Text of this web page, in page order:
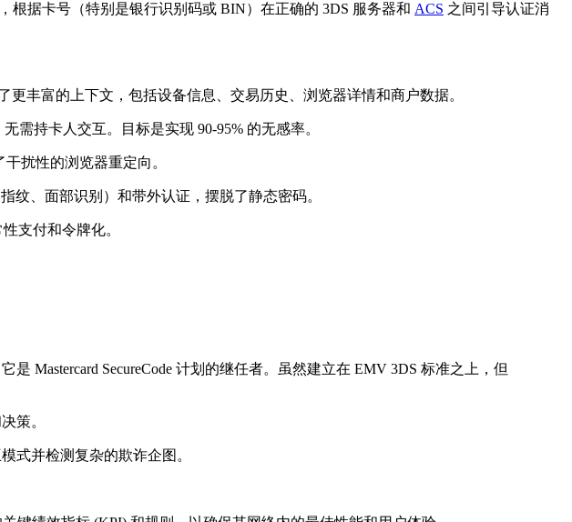
根据卡号（特别是银行识别码或 BIN）在正确的 3DS 服务器和 ACS 之间引导认证消
丰富的上下文，包括设备信息、交易历史、浏览器详情和商户数据。
需持卡人交互。目标是实现 90-95% 的无感率。
扰性的浏览器重定向。
纹、面部识别）和带外认证，摆脱了静态密码。
支付和令牌化。
是 Mastercard SecureCode 计划的继任者。虽然建立在 EMV 3DS 标准之上，但
策。
式并检测复杂的欺诈企图。